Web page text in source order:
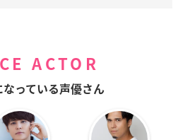
ACTOR
なっている声優さん